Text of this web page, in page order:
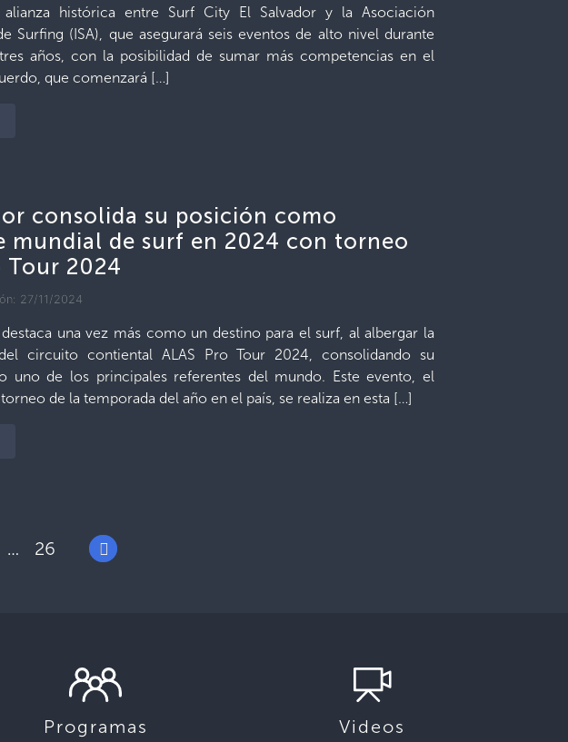
histórica entre Surf City El Salvador y la Asociación
Surfing (ISA), que asegurará seis eventos de alto nivel durante
años, con la posibilidad de sumar más competencias en el
que comenzará […]
consolida su posición como
mundial de surf en 2024 con torneo
Tour 2024
27/11/2024
destaca una vez más como un destino para el surf, al albergar la
circuito contiental ALAS Pro Tour 2024, consolidando su
uno de los principales referentes del mundo. Este evento, el
de la temporada del año en el país, se realiza en esta […]
… 26
Programas Videos